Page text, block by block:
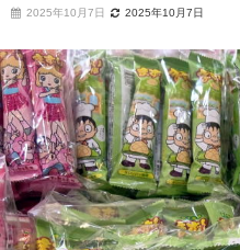
2025年10月7日 2025年10月7日